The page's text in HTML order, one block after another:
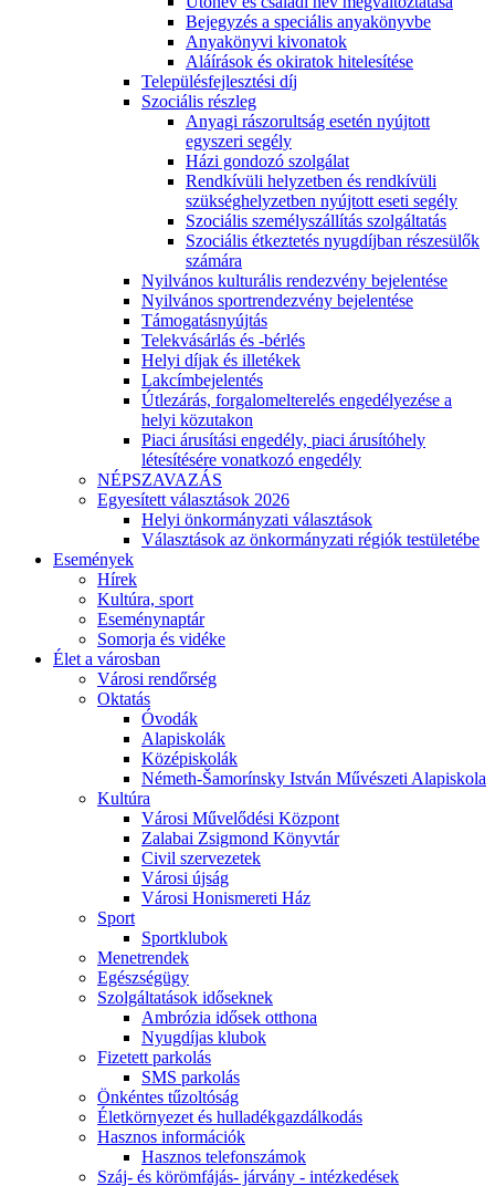
Bejegyzés a speciális anyakönyvbe
Anyakönyvi kivonatok
Aláírások és okiratok hitelesítése
Településfejlesztési díj
Szociális részleg
Anyagi rászorultság esetén nyújtott
egyszeri segély
Házi gondozó szolgálat
Rendkívüli helyzetben és rendkívüli
szükséghelyzetben nyújtott eseti segély
Szociális személyszállítás szolgáltatás
Szociális étkeztetés nyugdíjban részesülők
számára
Nyilvános kulturális rendezvény bejelentése
Nyilvános sportrendezvény bejelentése
Támogatásnyújtás
Telekvásárlás és -bérlés
Helyi díjak és illetékek
Lakcímbejelentés
Útlezárás, forgalomelterelés engedélyezése a
helyi közutakon
Piaci árusítási engedély, piaci árusítóhely
létesítésére vonatkozó engedély
NÉPSZAVAZÁS
Egyesített választások 2026
Helyi önkormányzati választások
Választások az önkormányzati régiók testületébe
Események
Hírek
Kultúra, sport
Eseménynaptár
Somorja és vidéke
Élet a városban
Városi rendőrség
Oktatás
Óvodák
Alapiskolák
Középiskolák
Németh-Šamorínsky István Művészeti Alapiskola
Kultúra
Városi Művelődési Központ
Zalabai Zsigmond Könyvtár
Civil szervezetek
Városi újság
Városi Honismereti Ház
Sport
Sportklubok
Menetrendek
Egészségügy
Szolgáltatások időseknek
Ambrózia idősek otthona
Nyugdíjas klubok
Fizetett parkolás
SMS parkolás
Önkéntes tűzoltóság
Életkörnyezet és hulladékgazdálkodás
Hasznos információk
Hasznos telefonszámok
Száj- és körömfájás- járvány - intézkedések